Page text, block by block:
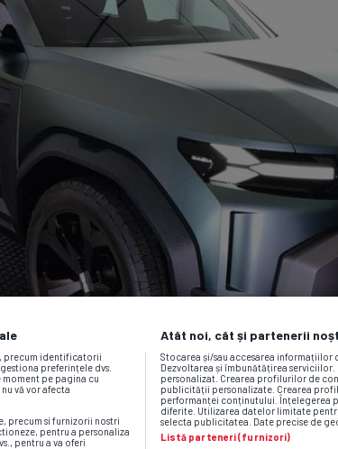
precum identificatorii
preferințele dvs.
pe pagina cu
vă vor afecta
precum si furnizorii nostri
pentru a personaliza
pentru a va oferi
Atât noi, cât și partenerii
Stocarea și/sau accesarea informațiilor
Dezvoltarea și îmbunătățirea
personalizat. Crearea profilurilor de
publicității personalizate. Crearea
performanței conținutului. Înțelegerea
diferite. Utilizarea datelor limitate
selecta publicitatea. Date precise de
Listă parteneri (furnizori)